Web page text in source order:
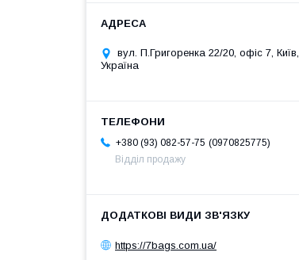
вул. П.Григоренка 22/20, офіс 7, Київ,
Україна
+380 (93) 082-57-75
0970825775
Відділ продажу
https://7bags.com.ua/